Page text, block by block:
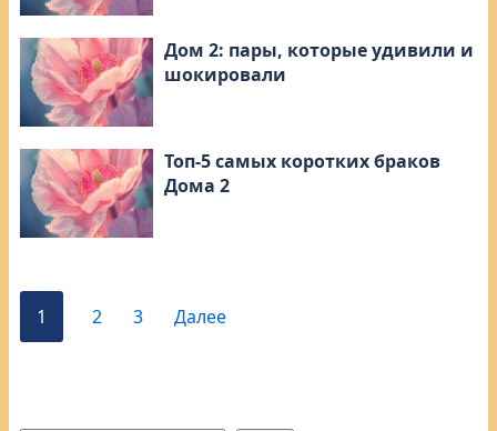
Дом 2: пары, которые удивили и
шокировали
Топ-5 самых коротких браков
Дома 2
1 2 3 Далее